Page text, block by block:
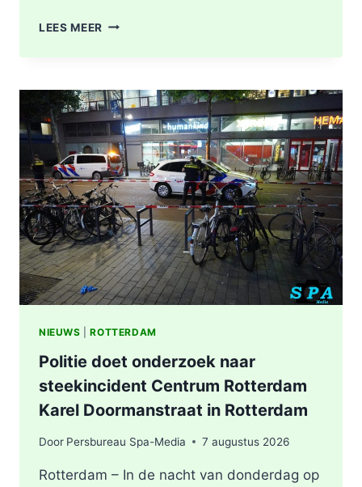
LEES MEER POLITIE
VUURWAPEN
UIT
MOORDONDERZOEK
NIEUWS |ROTTERDAM
Politie doet onderzoek naar
steekincident Centrum Rotterdam
Karel Doormanstraat in Rotterdam
Door Persbureau Spa-Media 7 augustus 2026
Rotterdam – In de nacht van donderdag op